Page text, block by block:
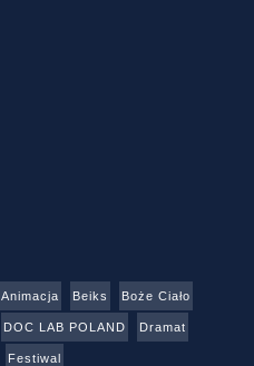
Animacja Beiks Boże Ciało
DOC LAB POLAND Dramat
Festiwal